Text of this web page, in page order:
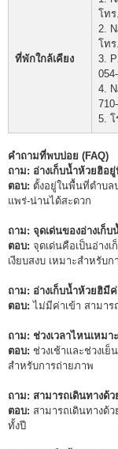
ที่พักใกล้เคียง
โทร
2.
โทร
3.
4.
5.
คำถามที่พบบ่อย (FAQ)
ถาม: อ่างเก็บน้ำห้วยฮิอ
ตอบ: ตั้งอยู่ในพื้นที่ตำบล
แพร่-น่านได้สะดวก
ถาม: จุดเด่นของอ่างเก็
ตอบ: จุดเด่นคือเป็นอ่าง
เงียบสงบ เหมาะสำหรับ
ถาม: อ่างเก็บน้ำห้วยฮิมี
ตอบ: ไม่มีค่าเข้า สามา
ถาม: ช่วงเวลาไหนเหมา
ตอบ: ช่วงเช้าและช่วงเย็
สำหรับการถ่ายภาพ
ถาม: สามารถเดินทางด้
ตอบ: สามารถเดินทางด้
ทั้งปี